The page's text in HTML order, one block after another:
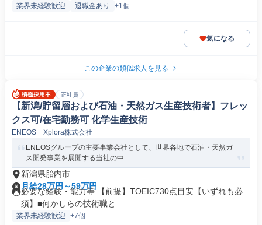
業界未経験歓迎 退職金あり +1個
気になる
この企業の類似求人を見る
正社員
【新潟/貯留層および石油・天然ガス生産技術者】フレッ
クス可/在宅勤務可 化学生産技術
ENEOS Xplora株式会社
ENEOSグループの主要事業会社として、世界各地で石油・天然ガ
ス開発事業を展開する当社の中...
新潟県胎内市
月給28万円～59万円
必要な経験・能力等 【前提】TOEIC730点目安【いずれも必
須】■何かしらの技術職と...
業界未経験歓迎 +7個